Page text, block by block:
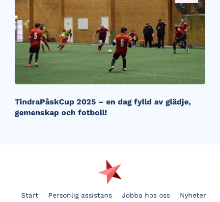
TindraPåskCup 2025 – en dag fylld av glädje,
gemenskap och fotboll!
Start Personlig assistans Jobba hos oss Nyheter